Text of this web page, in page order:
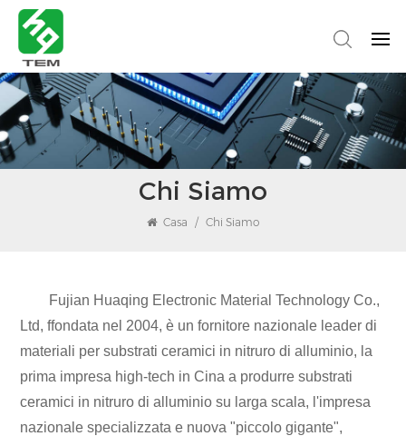
Chi Siamo
Casa / Chi Siamo
Fujian Huaqing Electronic Material Technology Co.,
Ltd, ffondata nel 2004, è un fornitore nazionale leader di
materiali per substrati ceramici in nitruro di alluminio, la
prima impresa high-tech in Cina a produrre substrati
ceramici in nitruro di alluminio su larga scala, l'impresa
nazionale specializzata e nuova "piccolo gigante",